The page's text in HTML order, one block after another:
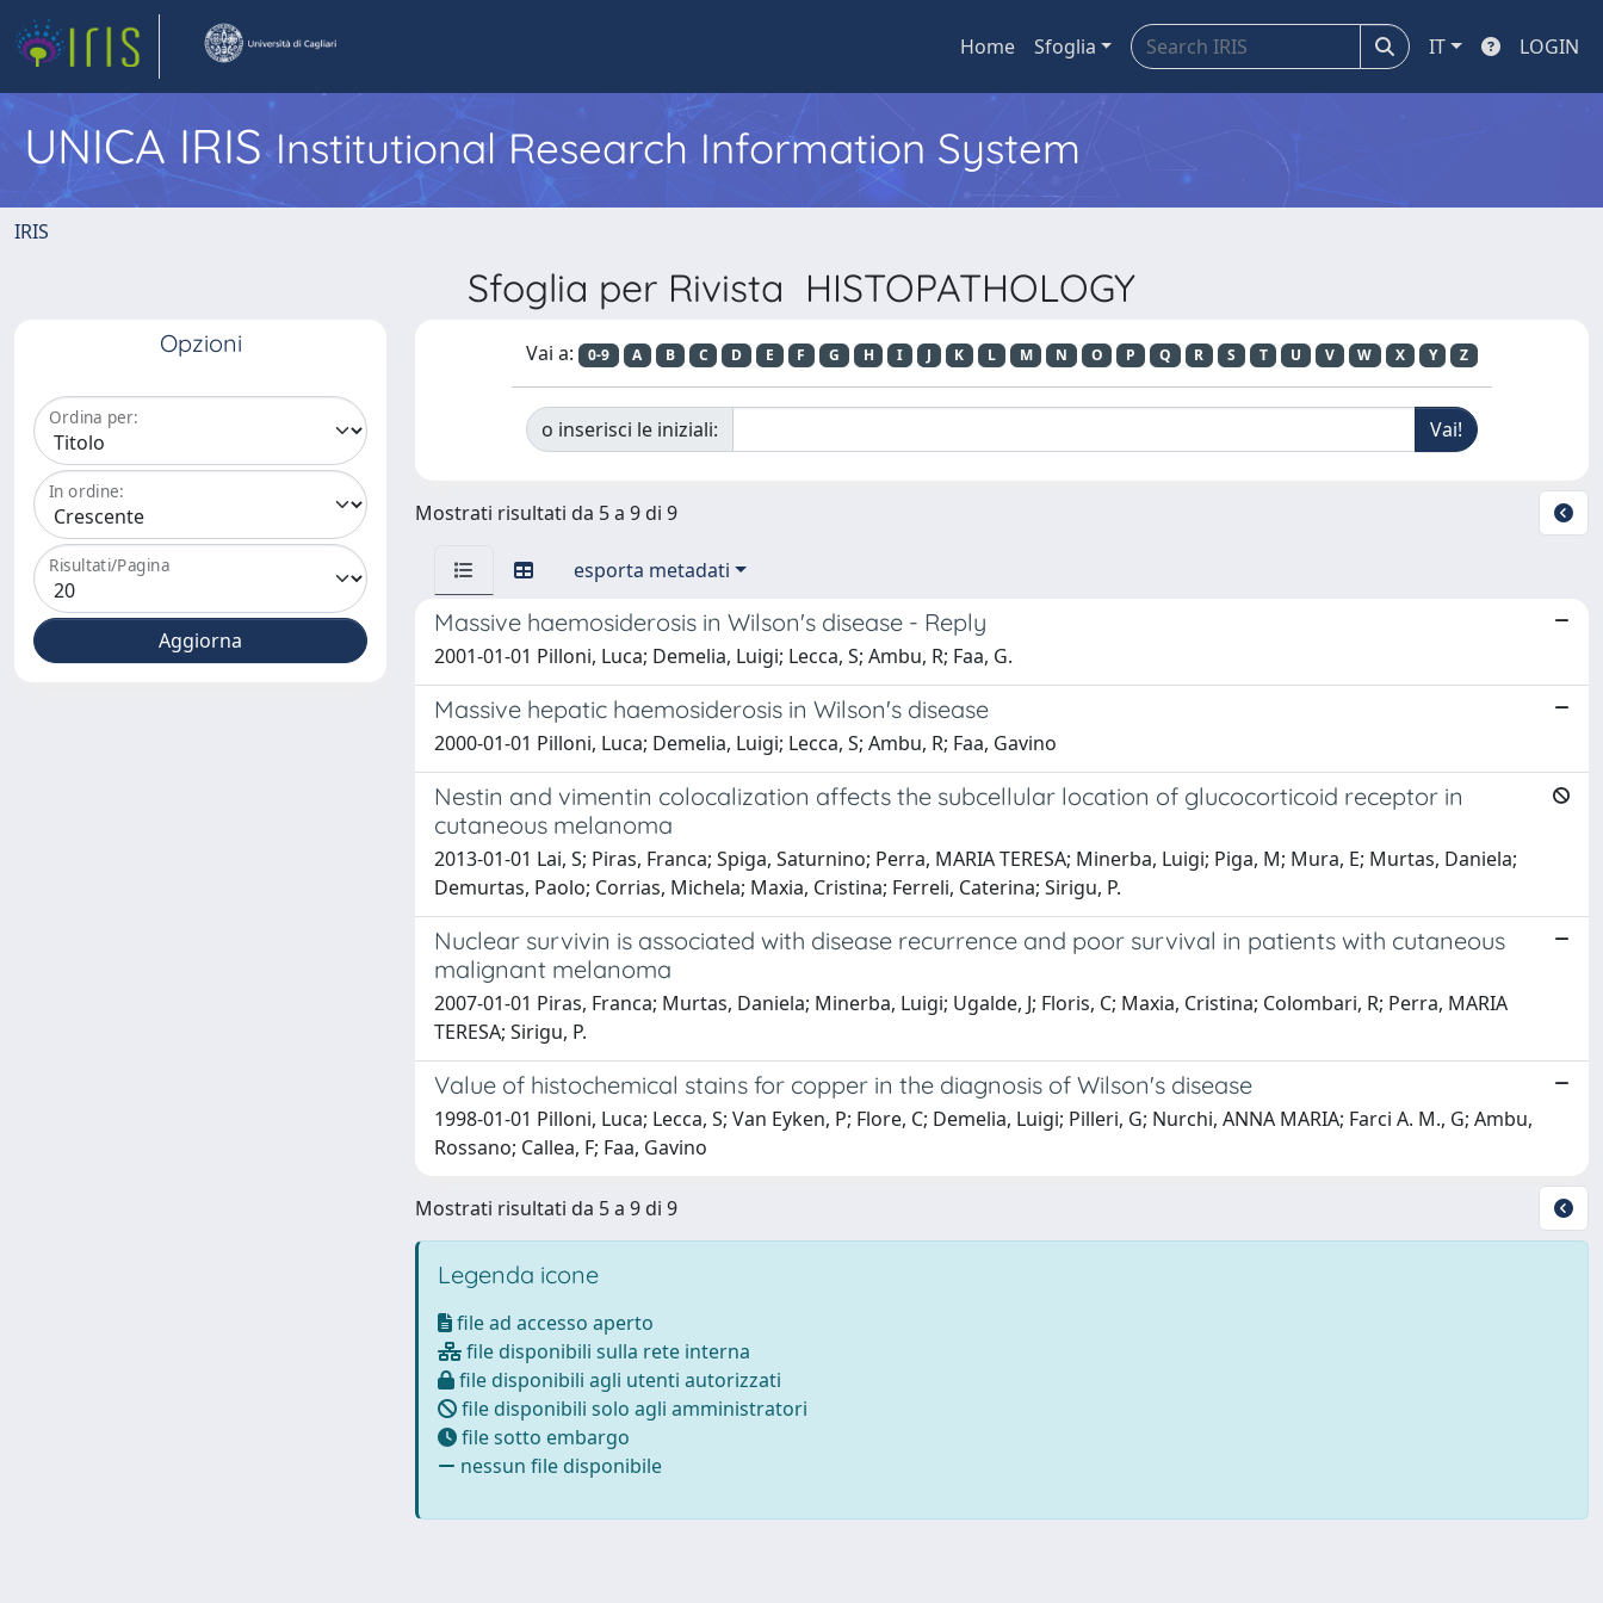
Home Sfoglia IT LOGIN
UNICA IRISInstitutional Research Information System
IRIS
Sfoglia per Rivista HISTOPATHOLOGY
Opzioni
Ordina per:
In ordine:
Risultati/Pagina
Vai a: 0-9 A B C D E F G H I J K L M N O P Q R S T U V W X Y Z
o inserisci le iniziali:
Mostrati risultati da 5 a 9 di 9
esporta metadati
Massive haemosiderosis in Wilson's disease - Reply
2001-01-01 Pilloni, Luca; Demelia, Luigi; Lecca, S; Ambu, R; Faa, G.
Massive hepatic haemosiderosis in Wilson's disease
2000-01-01 Pilloni, Luca; Demelia, Luigi; Lecca, S; Ambu, R; Faa, Gavino
Nestin and vimentin colocalization affects the subcellular location of glucocorticoid receptor in
cutaneous melanoma
2013-01-01 Lai, S; Piras, Franca; Spiga, Saturnino; Perra, MARIA TERESA; Minerba, Luigi; Piga, M; Mura, E; Murtas, Daniela;
Demurtas, Paolo; Corrias, Michela; Maxia, Cristina; Ferreli, Caterina; Sirigu, P.
Nuclear survivin is associated with disease recurrence and poor survival in patients with cutaneous
malignant melanoma
2007-01-01 Piras, Franca; Murtas, Daniela; Minerba, Luigi; Ugalde, J; Floris, C; Maxia, Cristina; Colombari, R; Perra, MARIA
TERESA; Sirigu, P.
Value of histochemical stains for copper in the diagnosis of Wilson's disease
1998-01-01 Pilloni, Luca; Lecca, S; Van Eyken, P; Flore, C; Demelia, Luigi; Pilleri, G; Nurchi, ANNA MARIA; Farci A. M., G; Ambu,
Rossano; Callea, F; Faa, Gavino
Mostrati risultati da 5 a 9 di 9
Legenda icone
file ad accesso aperto
file disponibili sulla rete interna
file disponibili agli utenti autorizzati
file disponibili solo agli amministratori
file sotto embargo
nessun file disponibile